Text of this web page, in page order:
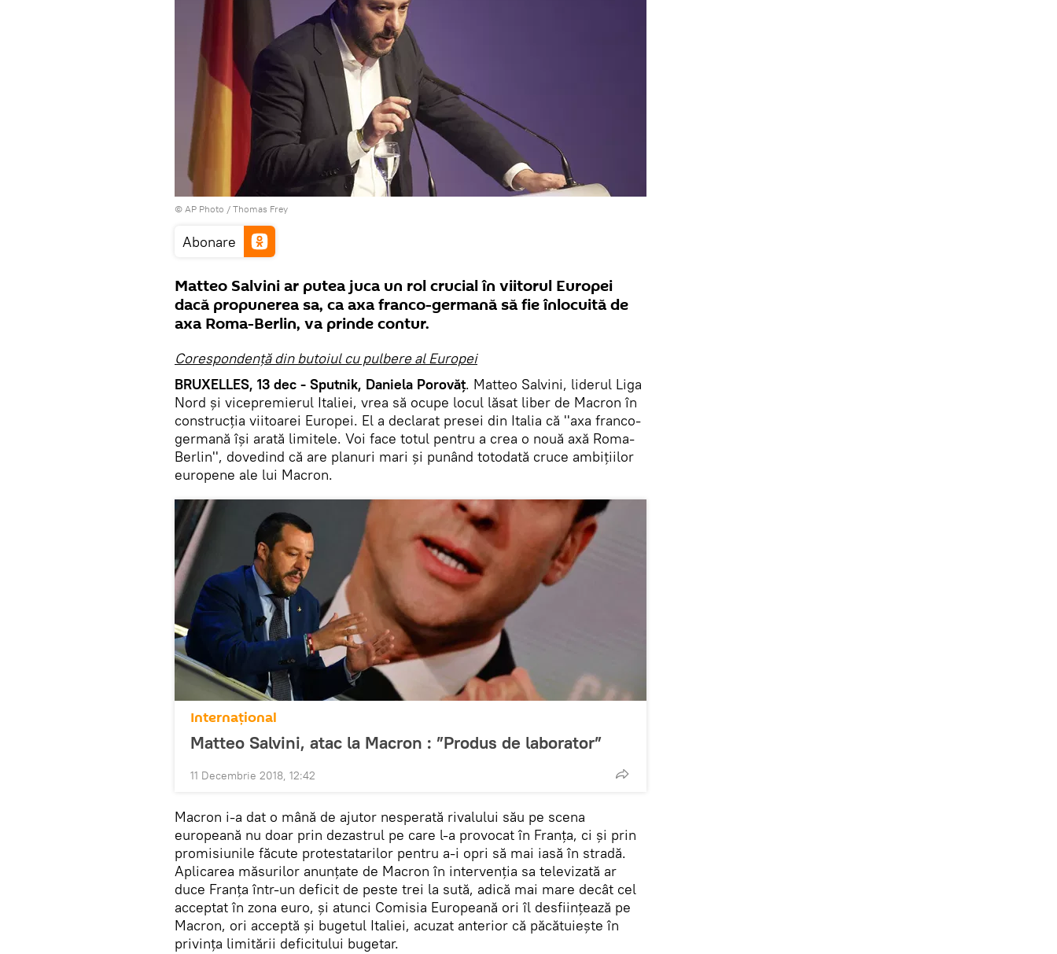
© AP Photo / Thomas Frey
Abonare
Matteo Salvini ar putea juca un rol crucial în viitorul Europei
dacă propunerea sa, ca axa franco-germană să fie înlocuită de
axa Roma-Berlin, va prinde contur.
Corespondență din butoiul cu pulbere al Europei
BRUXELLES, 13 dec - Sputnik, Daniela Porovăț. Matteo Salvini, liderul Liga
Nord și vicepremierul Italiei, vrea să ocupe locul lăsat liber de Macron în
construcția viitoarei Europei. El a declarat presei din Italia că ''axa franco-
germană îşi arată limitele. Voi face totul pentru a crea o nouă axă Roma-
Berlin'', dovedind că are planuri mari și punând totodată cruce ambițiilor
europene ale lui Macron.
Internaţional
Matteo Salvini, atac la Macron : ”Produs de laborator”
11 Decembrie 2018, 12:42
Macron i-a dat o mână de ajutor nesperată rivalului său pe scena
europeană nu doar prin dezastrul pe care l-a provocat în Franța, ci și prin
promisiunile făcute protestatarilor pentru a-i opri să mai iasă în stradă.
Aplicarea măsurilor anunțate de Macron în intervenția sa televizată ar
duce Franța într-un deficit de peste trei la sută, adică mai mare decât cel
acceptat în zona euro, și atunci Comisia Europeană ori îl desființează pe
Macron, ori acceptă și bugetul Italiei, acuzat anterior că păcătuiește în
privința limitării deficitului bugetar.